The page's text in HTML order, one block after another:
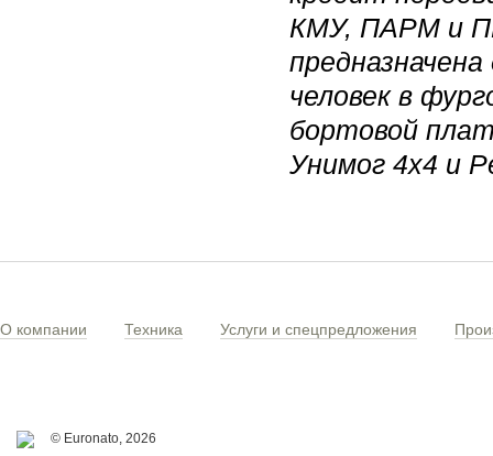
КМУ, ПАРМ и
человек в
бортовой
Унимог 4х4 и
О компании Техника Услуги и спецпредложения
© Euronato, 2026